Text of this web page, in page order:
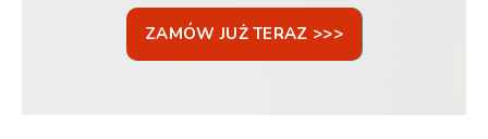
ZAMÓW JUŻ TERAZ >>>